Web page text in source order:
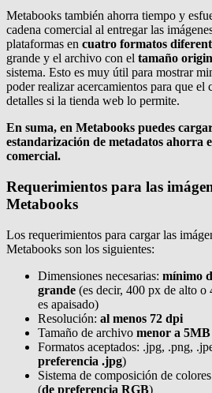
Metabooks también ahorra tiempo y
cadena comercial al entregar las
plataformas en cuatro formatos
grande y el archivo con el tamaño
sistema. Esto es muy útil para mostrar
poder realizar acercamientos para que el
detalles si la tienda web lo permite.
En suma, en Metabooks puedes
estandarización de metadatos ahorra
comercial.
Requerimientos para las
Metabooks
Los requerimientos para cargar las
Metabooks son los siguientes:
Dimensiones necesarias: mínimo
grande (es decir, 400 px de alto
es apaisado)
Resolución: al menos 72 dpi
Tamaño de archivo menor a 5MB
Formatos aceptados: .jpg, .png,
preferencia .jpg)
Sistema de composición de
(de preferencia RGB)